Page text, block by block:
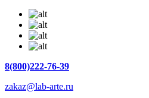
8(800)222-76-39
zakaz@lab-arte.ru